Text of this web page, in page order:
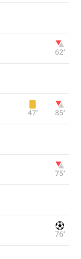
62‎’‎
47‎’‎ 85‎’‎
75‎’‎
76‎’‎